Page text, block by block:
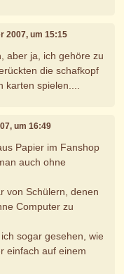
2007, um 15:15
aber ja, ich gehöre zu
die schafkopf
spielen....
um 16:49
Papier im Fanshop
auch ohne
von Schülern, denen
Computer zu
sogar gesehen, wie
einfach auf einem